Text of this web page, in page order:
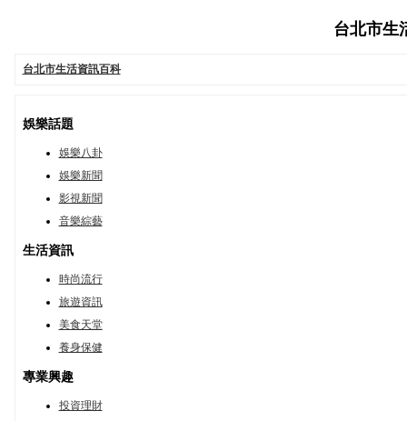
台北市生
台北市生活資訊百科
娛樂話題
娛樂八卦
娛樂新聞
影視新聞
音樂綜藝
生活資訊
時尚流行
旅遊資訊
美食天堂
養身保健
專業興趣
投資理財